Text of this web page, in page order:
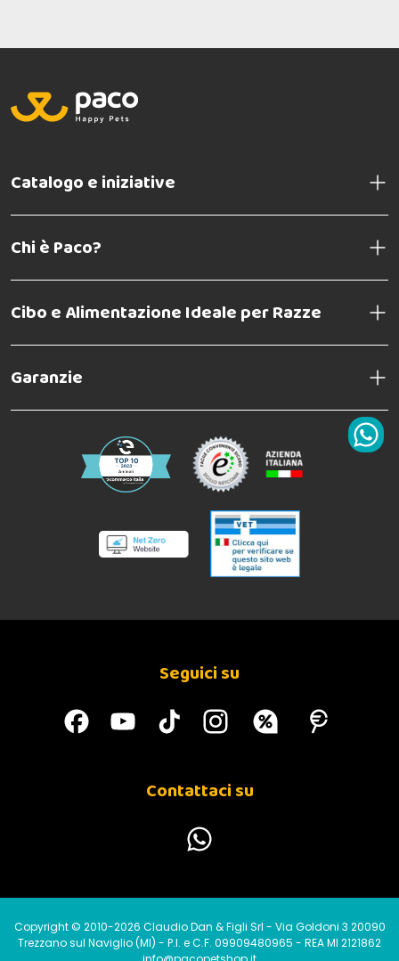
Catalogo e iniziative
Chi è Paco?
Cibo e Alimentazione Ideale per Razze
Garanzie
Seguici su
Contattaci su
Copyright © 2010-2026 Claudio Dan & Figli Srl - Via Goldoni 3 20090
Trezzano sul Naviglio (MI) - P.I. e C.F. 09909480965 - REA MI 2121862